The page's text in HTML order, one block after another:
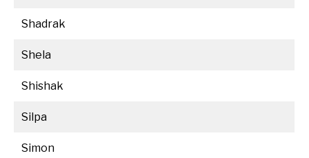
Shadrak
Shela
Shishak
Silpa
Simon